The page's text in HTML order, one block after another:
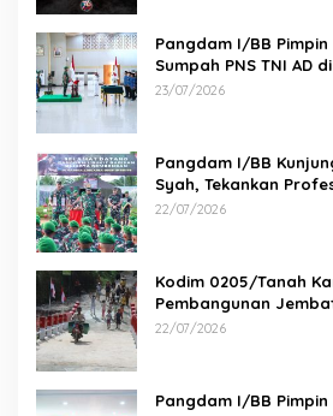
Pangdam I/BB
Sumpah PNS TNI AD
23/07/2026
Pangdam I/BB
Syah, Tekankan
Kesiapan Prajurit
22/07/2026
Kodim 0205/Tanah
Pembangunan
Pernantin
22/07/2026
Pangdam I/BB